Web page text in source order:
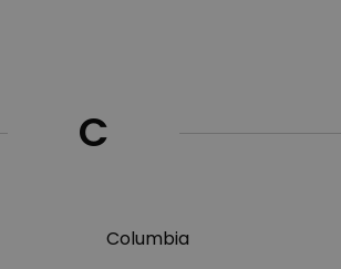
C
Columbia